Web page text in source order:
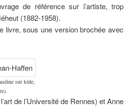
de référence sur l’artiste, trop
(1882-1958).
livre, sous une version brochée avec
sur toile,
de l’Université de Rennes) et Anne